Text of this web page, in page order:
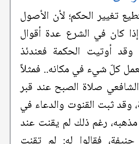
تغيير الحكم؛ لأن الأصول
كان في الشرع عدة أقوال
أوتيت الحكمة فعندئذ
كلّ شيء في مكانه.. فمثلاً
صلاة الصبح عند قبر
وقد ثبت القنوت والدعاء في
رغم ذلك لم يقنت عند